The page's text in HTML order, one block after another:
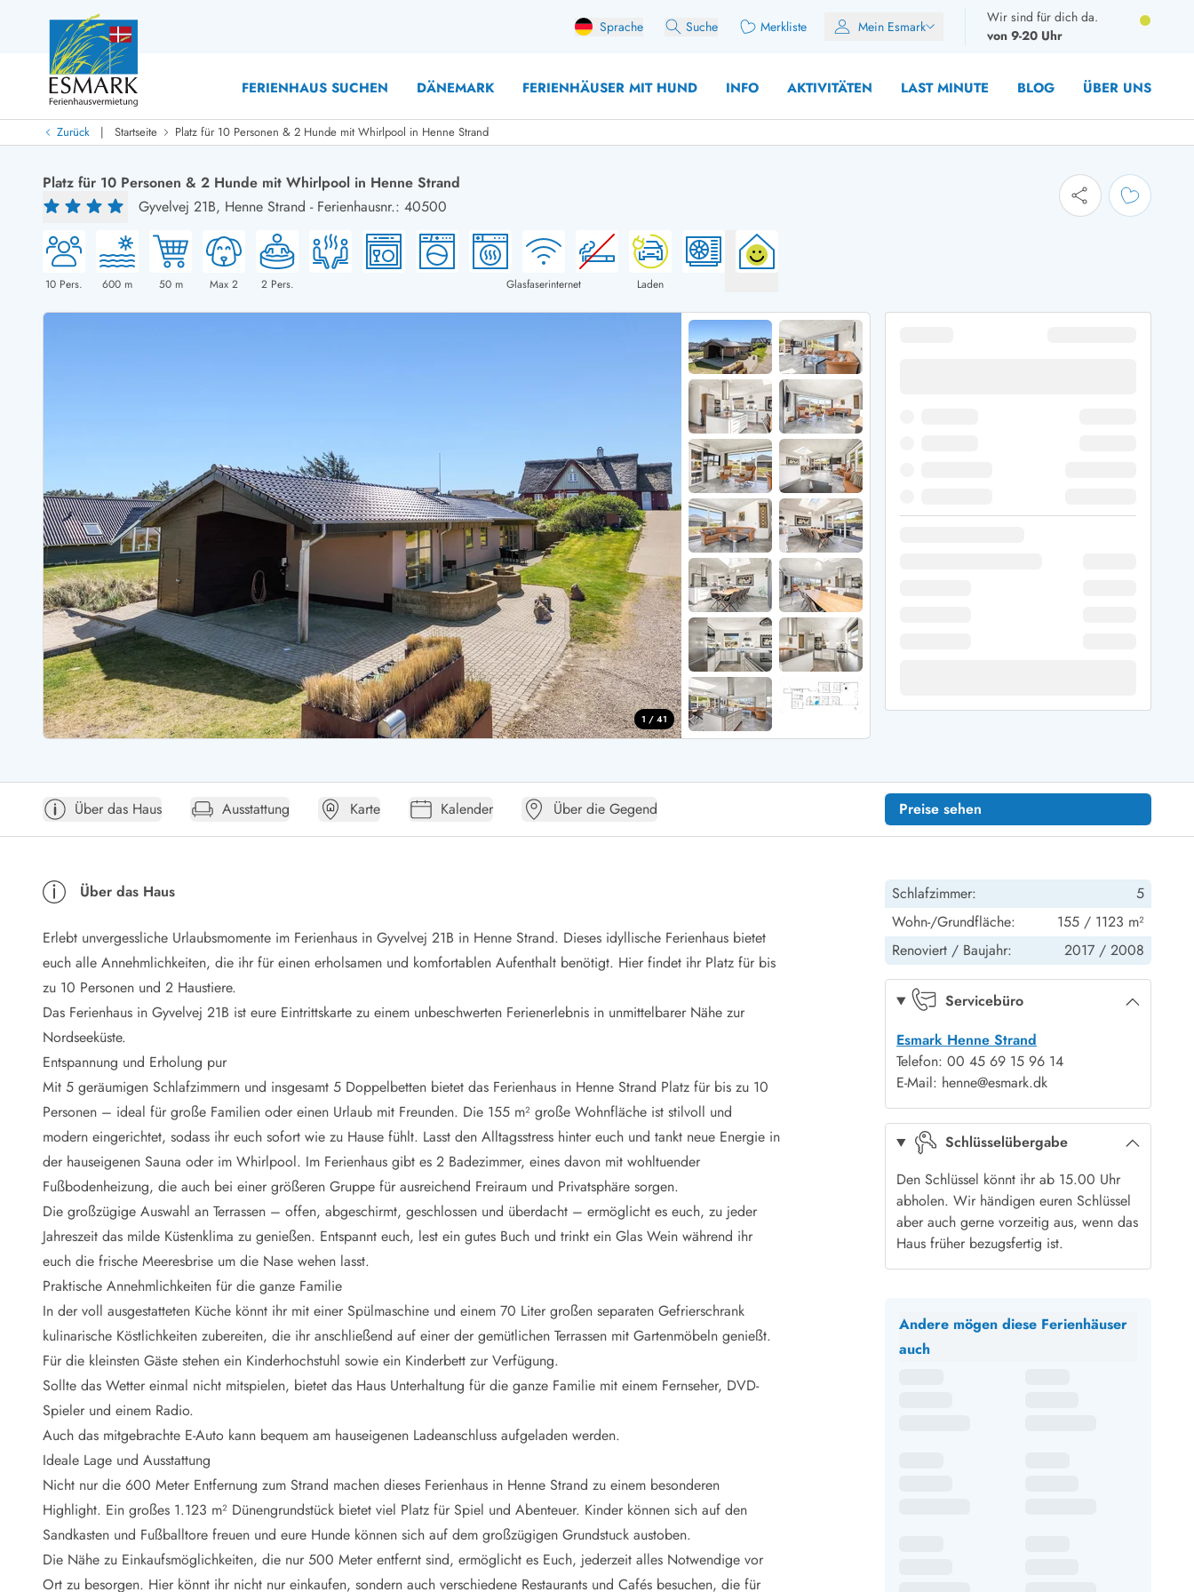
Sprache Suche Merkliste Mein Esmark
Wir sind für dich da.
von 9-20 Uhr
FERIENHAUS SUCHEN DÄNEMARK FERIENHÄUSER MIT HUND INFO AKTIVITÄTEN LAST MINUTE BLOG ÜBER UNS
Last Minute
Last Minute
Neu bei uns!
Neue Ferienhäuser bei ESMARK Ferienhäuser mit Pool Ferienhäuser mit Hund
Neurenovierte Ferienhäuser
Ferienhäuser mit Endreinigung inklusive
Ferienhäuser dicht am Strand
Ferienhäuser neu gebaut
Ferienhäuser mit Sonntagswechsel
Ferienhäuser für Angler
Ferienhäuser mit Aktivitätsraum
Ferienhaus für 6 Personen
Ferienhaus für 8 Personen
Ferienhaus für 10 Personen
Ferienhaus für Gruppen
Ferienhäuser im Frühjahr
Ferienhäuser im Sommer
Ferienhäuser im Herbst
Ferienhäuser im Winter
Ferienhäuser über Weihnachten
Ferienhäuser über Silvester
Ferienhäuser BjerregardFerienhäuser BlavandFerienhäuser Hvide SandeFerienhäuser Sondervig
Ferienhäuser Argab
Ferienhäuser in Arrild
Ferienhäuser Bjerregard
Ferienhäuser Blavand
Ferienhäuser Bork Havn
Ferienhäuser Fjand
Ferienhäuser Fanö
Ferienhäuser Graerup Strand
Ferienhäuser Haurvig
Ferienhäuser Henne Strand
Ferienhäuser Ho
Ferienhäuser Houstrup
Ferienhäuser Houvig
Ferienhäuser auf Holmsland Klit
Ferienhäuser in Holmsland
Ferienhäuser Hvide Sande
Ferienhäuser Jegum
Ferienhäuser Klegod
Ferienhäuser Lodbjerg Hede
Ferienhäuser Nr. Lyngvig
Ferienhäuser in Nymindegab
Ferienhäuser Römö
Ferienhäuser am Ringköbing Fjord
Ferienhäuser Sondervig
Ferienhäuser Skodbjerge
Ferienhäuser in Thorsminde
Ferienhäuser Vederso Klit
Ferienhäuser Vejers Strand
Ferienhäuser Vester Husby
Öffnungszeiten
Anreise
Ferienhaus ABC
Häufige Fragen zur Buchung
Verleihservice
Reisescheckliste
Endreinigung
Gutschein
Frühbucher
Mietbedingungen
Reiseführer Dänemark
Tipps für Urlaub in Dänemark
Wetter in Dänemark
Saisonzeiten
Badesicherheit im Meer
Naturschutz
Webcam Dänemark
Ferienhauskatalog
Fotowettbewerb
Vorteile bei uns
Reisecurity
Esmark KidsVIP
Esmark VIP - Partnervorteile und Rabatte
Preisgarantie
Keine Kaution
Gästebewertungen
Gratis WLAN
We love people
Esmark VIP Partnervorteile
Esmark KidsVIP
Zurück | Startseite Platz für 10 Personen & 2 Hunde mit Whirlpool in Henne Strand
Platz für 10 Personen & 2 Hunde mit Whirlpool in Henne Strand
Gyvelvej 21B, Henne Strand - Ferienhausnr.: 40500
10 Pers. 600 m 50m Max 2 2Pers. Glasfaserinternet Laden
1 / 41
Über das Haus Ausstattung Karte Kalender Über die Gegend Preise sehen
Über das Haus
Erlebt unvergessliche Urlaubsmomente im Ferienhaus in Gyvelvej 21B in Henne Strand. Dieses idyllische Ferienhaus bietet
euch alle Annehmlichkeiten, die ihr für einen erholsamen und komfortablen Aufenthalt benötigt. Hier findet ihr Platz für bis
zu 10 Personen und 2 Haustiere.
Das Ferienhaus in Gyvelvej 21B ist eure Eintrittskarte zu einem unbeschwerten Ferienerlebnis in unmittelbarer Nähe zur
Nordseeküste.
Entspannung und Erholung pur
Mit 5 geräumigen Schlafzimmern und insgesamt 5 Doppelbetten bietet das Ferienhaus in Henne Strand Platz für bis zu 10
Personen – ideal für große Familien oder einen Urlaub mit Freunden. Die 155 m² große Wohnfläche ist stilvoll und
modern eingerichtet, sodass ihr euch sofort wie zu Hause fühlt. Lasst den Alltagsstress hinter euch und tankt neue Energie in
der hauseigenen Sauna oder im Whirlpool. Im Ferienhaus gibt es 2 Badezimmer, eines davon mit wohltuender
Fußbodenheizung, die auch bei einer größeren Gruppe für ausreichend Freiraum und Privatsphäre sorgen.
Die großzügige Auswahl an Terrassen – offen, abgeschirmt, geschlossen und überdacht – ermöglicht es euch, zu jeder
Jahreszeit das milde Küstenklima zu genießen. Entspannt euch, lest ein gutes Buch und trinkt ein Glas Wein während ihr
euch die frische Meeresbrise um die Nase wehen lasst.
Praktische Annehmlichkeiten für die ganze Familie
In der voll ausgestatteten Küche könnt ihr mit einer Spülmaschine und einem 70 Liter großen separaten Gefrierschrank
kulinarische Köstlichkeiten zubereiten, die ihr anschließend auf einer der gemütlichen Terrassen mit Gartenmöbeln genießt.
Für die kleinsten Gäste stehen ein Kinderhochstuhl sowie ein Kinderbett zur Verfügung.
Sollte das Wetter einmal nicht mitspielen, bietet das Haus Unterhaltung für die ganze Familie mit einem Fernseher, DVD-
Spieler und einem Radio.
Auch das mitgebrachte E-Auto kann bequem am hauseigenen Ladeanschluss aufgeladen werden.
Ideale Lage und Ausstattung
Nicht nur die 600 Meter Entfernung zum Strand machen dieses Ferienhaus in Henne Strand zu einem besonderen
Highlight. Ein großes 1.123 m² Dünengrundstück bietet viel Platz für Spiel und Abenteuer. Kinder können sich auf den
Sandkasten und Fußballtore freuen und eure Hunde können sich auf dem großzügigen Grundstuck austoben.
Die Nähe zu Einkaufsmöglichkeiten, die nur 500 Meter entfernt sind, ermöglicht es Euch, jederzeit alles Notwendige vor
Ort zu besorgen. Hier könnt ihr nicht nur einkaufen, sondern auch verschiedene Restaurants und Cafés besuchen, die für
Schlafzimmer:
5
Wohn-/Grundfläche:
155 / 1123 m²
Renoviert / Baujahr: 2017 / 2008
Servicebüro
Esmark Henne Strand
Telefon: 00 45 69 15 96 14
E-Mail: henne@esmark.dk
Schlüsselübergabe
Den Schlüssel könnt ihr ab 15.00 Uhr
abholen. Wir händigen euren Schlüssel
aber auch gerne vorzeitig aus, wenn das
Haus früher bezugsfertig ist.
Andere mögen diese Ferienhäuser
auch